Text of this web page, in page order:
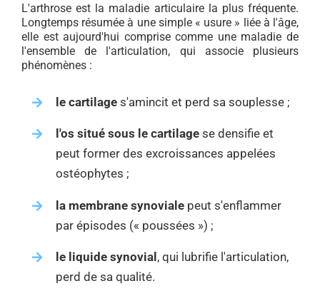
L'arthrose est la maladie articulaire la plus fréquente.
Longtemps résumée à une simple « usure » liée à l'âge,
elle est aujourd'hui comprise comme une maladie de
l'ensemble de l'articulation, qui associe plusieurs
phénomènes :
le cartilages'amincit et perd sa souplesse ;
l'os situé sous le cartilagese densifie et
peut former des excroissances appelées
ostéophytes ;
la membrane synovialepeut s'enflammer
par épisodes (« poussées ») ;
le liquide synovial , qui lubrifie l'articulation,
perd de sa qualité.